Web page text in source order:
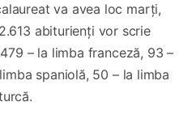
va avea loc marți,
abiturienți vor scrie
– la limba franceză, 93 –
spaniolă, 50 – la limba